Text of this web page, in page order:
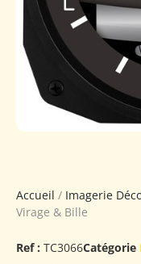
Accueil / Imagerie
Virage & Bille
Ref : TC3066Catégorie